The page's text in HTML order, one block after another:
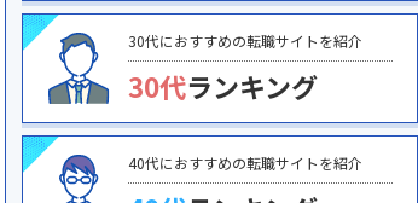
30代におすすめの転職サイトを紹介
30代ランキング
40代におすすめの転職サイトを紹介